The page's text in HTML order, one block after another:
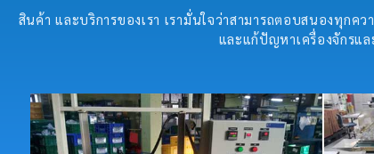
สินค้า และบริการของเรา เรามั่นใจว่าสามารถตอบสนองทุก
และแก้ปัญหาเครื่องจักรแ